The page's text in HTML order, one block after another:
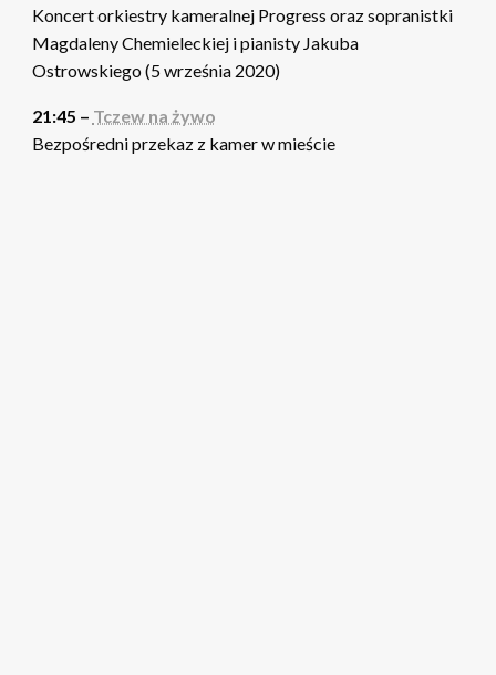
Koncert orkiestry kameralnej Progress oraz sopranistki
Magdaleny Chemieleckiej i pianisty Jakuba
Ostrowskiego (5 września 2020)
21:45 – Tczew na żywo
Bezpośredni przekaz z kamer w mieście